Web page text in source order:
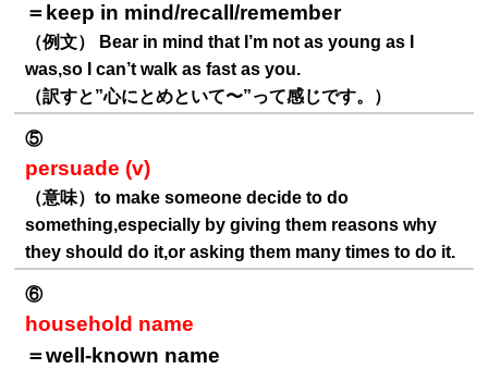
＝keep in mind/recall/remember
（例文） Bear in mind that I’m not as young as I
was,so I can’t walk as fast as you.
（訳すと”心にとめといて〜”って感じです。）
⑤
persuade (v)
（意味）to make someone decide to do
something,especially by giving them reasons why
they should do it,or asking them many times to do it.
⑥
household name
＝well-known name